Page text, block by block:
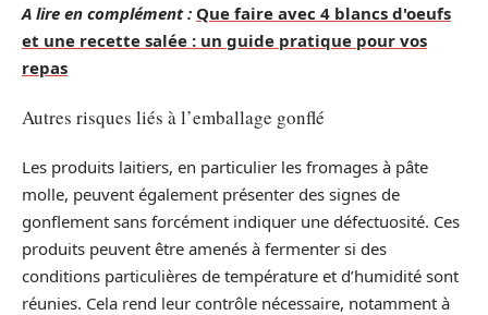
A lire en complément : Que faire avec 4 blancs d'oeufs
et une recette salée : un guide pratique pour vos
repas
Autres risques liés à l’emballage gonflé
Les produits laitiers, en particulier les fromages à pâte
molle, peuvent également présenter des signes de
gonflement sans forcément indiquer une défectuosité. Ces
produits peuvent être amenés à fermenter si des
conditions particulières de température et d’humidité sont
réunies. Cela rend leur contrôle nécessaire, notamment à